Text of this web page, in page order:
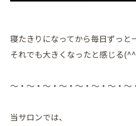
寝たきりになってから毎日ずっと
それでも大きくなったと感じる
〜・〜・〜・〜・〜・〜・〜・〜
当サロンでは、